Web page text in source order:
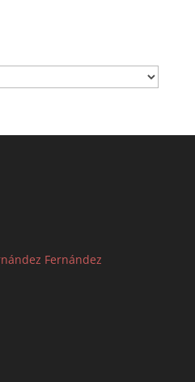
Fernández